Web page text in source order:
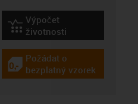
igus-icon-lebensdauerrechner
Výpočet
životnosti
igus-icon-gratismuster
Požádat o
bezplatný vzorek